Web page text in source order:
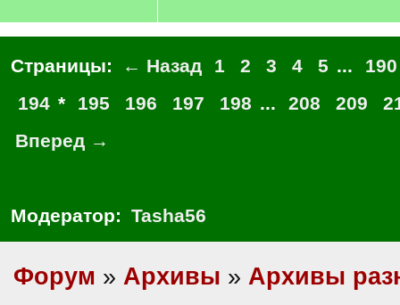
Страницы: ← Назад 1 2 3 4 5 ...
190
194 * 195 196 197 198 ... 208 209
Вперед →
Модератор: Tasha56
Форум » Архивы » Архивы